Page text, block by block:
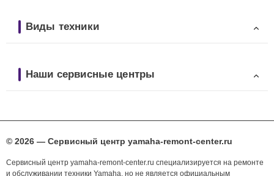
Виды техники
Наши сервисные центры
© 2026 — Сервисный центр yamaha-remont-center.ru
Сервисный центр yamaha-remont-center.ru специализируется на ремонте
и обслуживании техники Yamaha, но не является официальным